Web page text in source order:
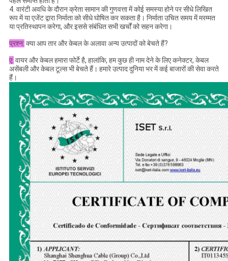
4. वारंटी अवधि के दौरान क्रेता सामान की गुणवत्ता में कोई समस्या होने पर सीधे लिखित
रूप में या एजेंट द्वारा निर्माता को सीधे घोषित कर सकता है। निर्माता उचित समय में मरम्मत
या प्रतिस्थापन करेगा, और इससे संबंधित सभी खर्चों को सहन करेगा।
प्रश्न: क्या आप तार और केबल के अलावा अन्य उत्पादों को बेचते हैं?
ए: वायर और केबल हमारा फोर्टे है, हालांकि, हम कुछ ही नाम देने के लिए कनेक्टर, केबल
असेंबली और केबल टूल्स भी बेचते हैं। हमारे उत्पाद दुनिया भर में कई बाजारों की सेवा करते
हैं।